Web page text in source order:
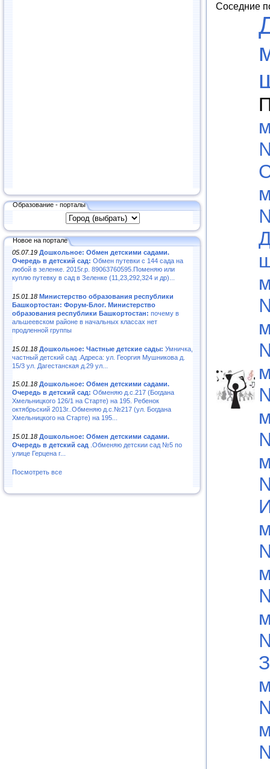
Образование - порталы
Новое на портале
05.07.19 Дошкольное: Обмен детскими садами.
Очередь в детский сад: Обмен путевки с 144 сада на
любой в зеленке. 2015г.р. 89063760595.Поменяю или
куплю путевку в сад в Зеленке (11,23,292,324 и др)...
15.01.18 Министерство образования республики
Башкортостан: Форум-Блог. Министерство
образования республики Башкортостан: почему в
альшеевском районе в начальных классах нет
продленной группы
15.01.18 Дошкольное: Частные детские сады: Умничка,
частный детский сад .Адреса: ул. Георгия Мушникова д.
15/3 ул. Дагестанская д.29 ул...
15.01.18 Дошкольное: Обмен детскими садами.
Очередь в детский сад: Обменяю д.с.217 (Богдана
Хмельницкого 126/1 на Старте) на 195. Ребенок
октябрьский 2013г..Обменяю д.с.№217 (ул. Богдана
Хмельницкого на Старте) на 195...
15.01.18 Дошкольное: Обмен детскими садами.
Очередь в детский сад .Обменяю детскии сад №5 по
улице Герцена г...
Посмотреть все
Соседние